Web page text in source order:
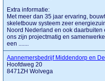
Extra informatie:
Met meer dan 35 jaar ervaring,
skeletbouw systeem zeer
Noord Nederland en ook
ons zijn projectmatig en
een .......
Aannemersbedrijf Middendorp en
Hoofdweg 20
8471ZH Wolvega